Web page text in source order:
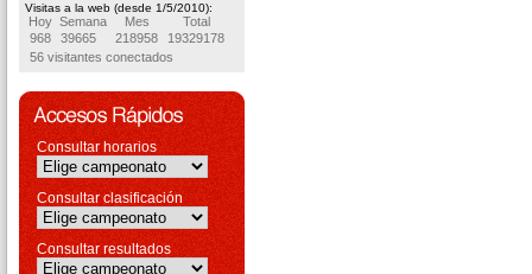
Visitas a la web (desde 1/5/2010):
Hoy Semana Mes
Total
968
39665 218958
19329178
56 visitantes conectados
Consultar horarios
Consultar clasificación
Consultar resultados